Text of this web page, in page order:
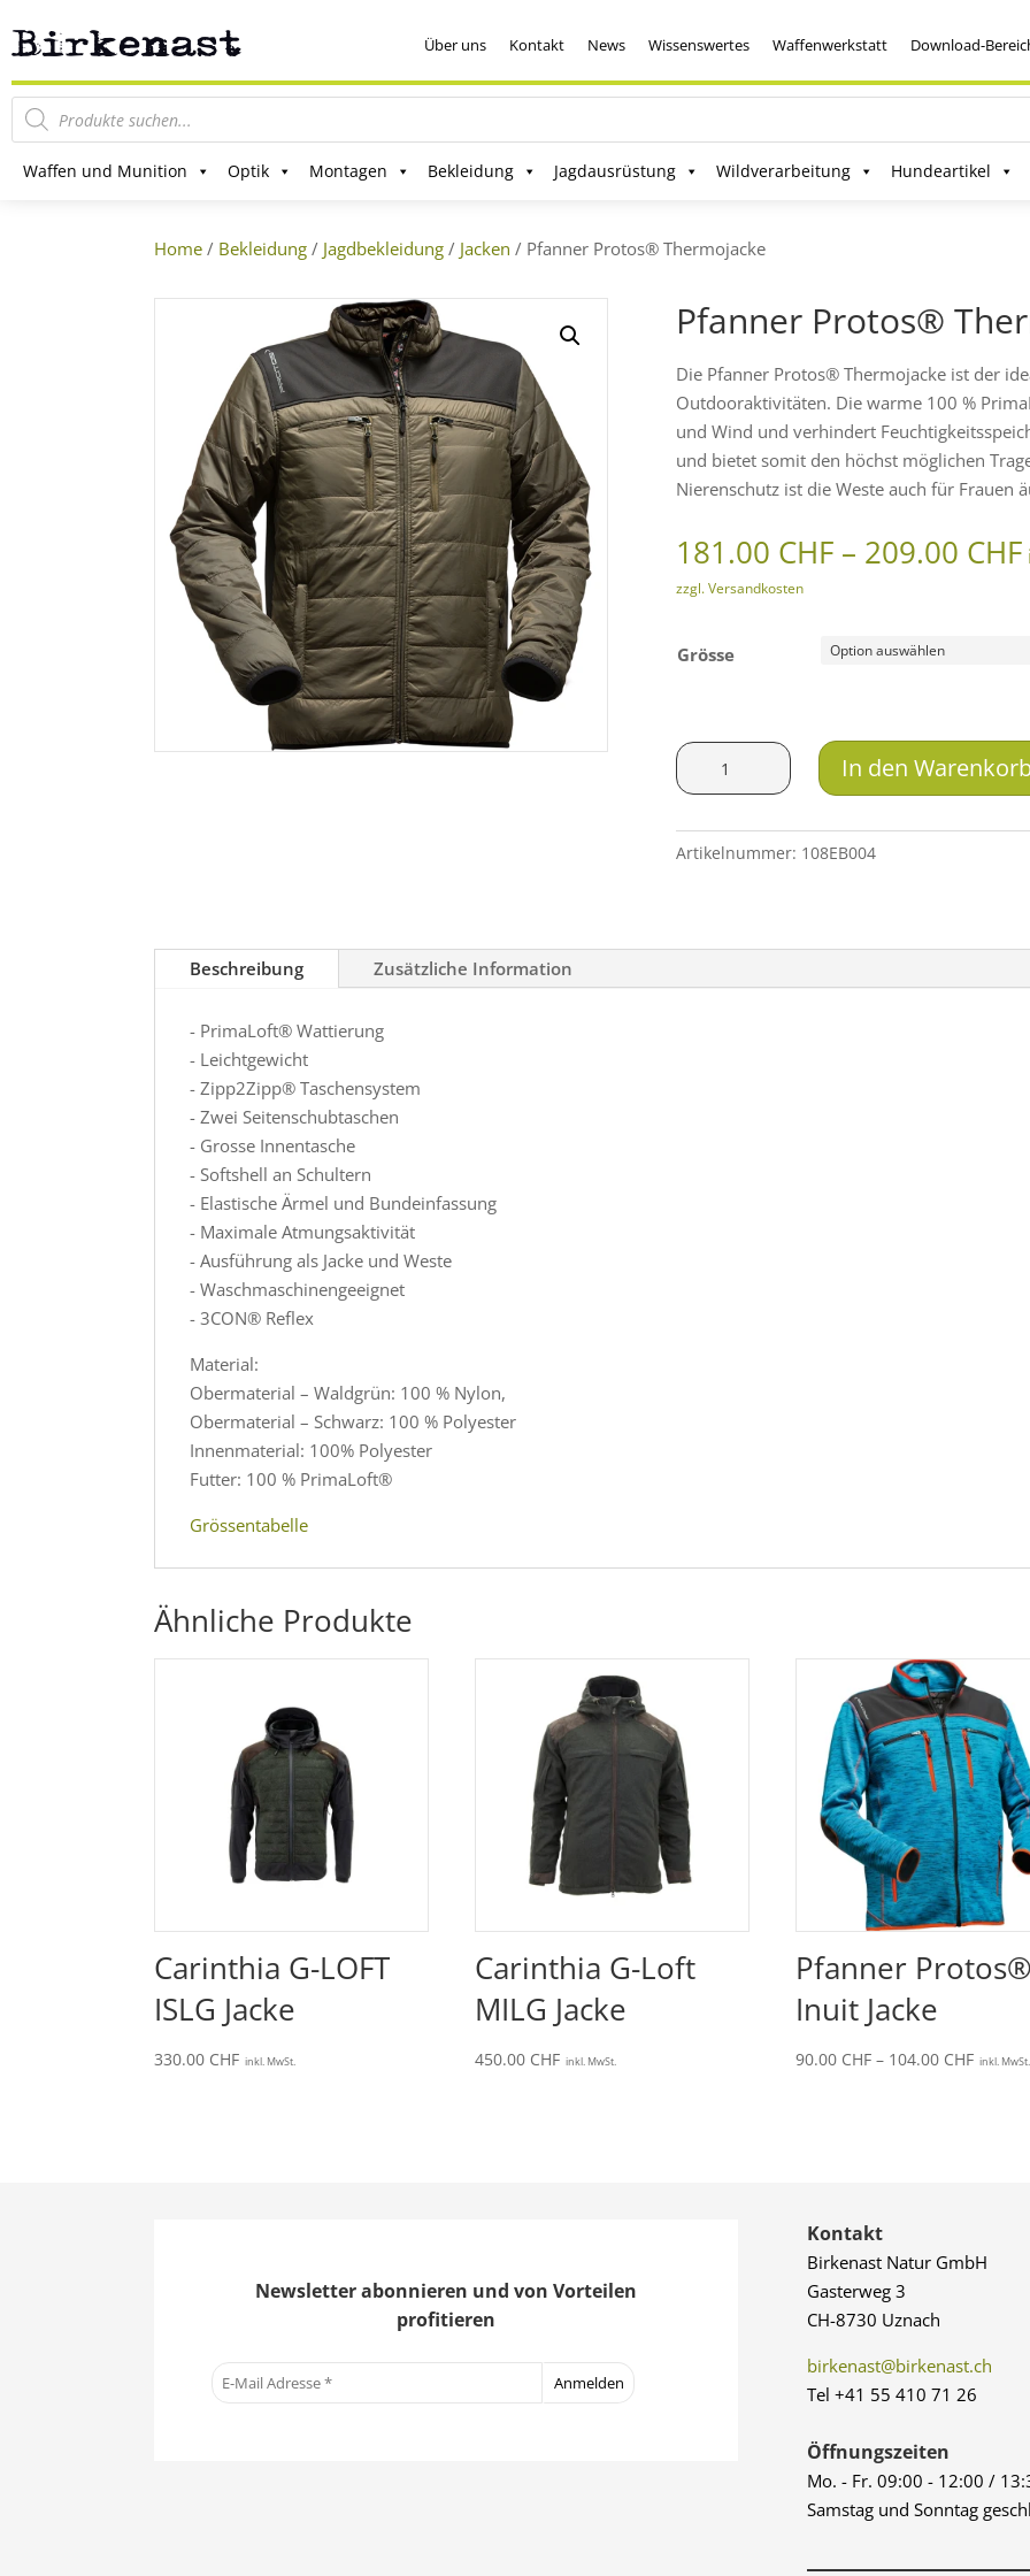
Über uns Kontakt News Wissenswertes Waffenwerkstatt Download-
Products
search
Waffen und Munition Optik Montagen Bekleidung Jagdausrüstung Wildverarbeitung Hundeartikel
Home / Bekleidung / Jagdbekleidung / Jacken / Pfanner Protos® Thermojacke
Pfanner Protos®
Die Pfanner Protos® Thermojacke ist der
Outdooraktivitäten. Die warme 100 %
und Wind und verhindert
und bietet somit den höchst möglichen
Nierenschutz ist die Weste auch für Frauen
181.00 CHF – 209.00 CHF
zzgl. Versandkosten
Grösse
Pfanner
Protos®
Menge
In den Warenkorb
Artikelnummer: 108EB004
Beschreibung Zusätzliche Information
- PrimaLoft® Wattierung
- Leichtgewicht
- Zipp2Zipp® Taschensystem
- Zwei Seitenschubtaschen
- Grosse Innentasche
- Softshell an Schultern
- Elastische Ärmel und Bundeinfassung
- Maximale Atmungsaktivität
- Ausführung als Jacke und Weste
- Waschmaschinengeeignet
- 3CON® Reflex
Material:
Obermaterial – Waldgrün: 100 % Nylon,
Obermaterial – Schwarz: 100 % Polyester
Innenmaterial: 100% Polyester
Futter: 100 % PrimaLoft®
Grössentabelle
Ähnliche Produkte
Carinthia G-LOFT
ISLG Jacke
330.00 CHF inkl. MwSt.
Carinthia G-Loft
MILG Jacke
450.00 CHF inkl. MwSt.
Pfanner Protos®
Inuit Jacke
90.00 CHF – 104.00 CHF inkl. MwSt.
Newsletter abonnieren und von Vorteilen
profitieren
Kontakt
Birkenast Natur GmbH
Gasterweg 3
CH-8730 Uznach
birkenast@birkenast.ch
Tel +41 55 410 71 26
Öffnungszeiten
Mo. - Fr. 09:00 - 12:00 /
Samstag und Sonntag